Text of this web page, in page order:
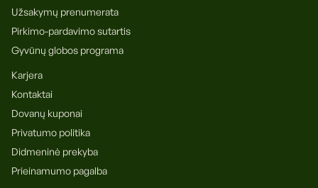
Užsakymų prenumerata
Pirkimo-pardavimo sutartis
Gyvūnų globos programa
Karjera
Kontaktai
Dovanų kuponai
Privatumo politika
Didmeninė prekyba
Prieinamumo pagalba